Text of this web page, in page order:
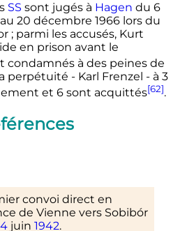
SS sont jugés à Hagen du 6
20 décembre 1966lors du
; parmi les accusés, Kurt
en prison avant le
condamnés à des peines de
perpétuité - Karl Frenzel - à 3
et 6 sont acquittés[62].
convoi direct en
de Vienne vers Sobibór
juin 1942.